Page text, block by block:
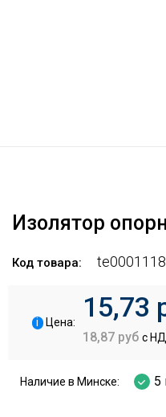
Изолятор
Код товара:
i Цена: 15,73
18,87 руб с
Наличие в Минске: 5